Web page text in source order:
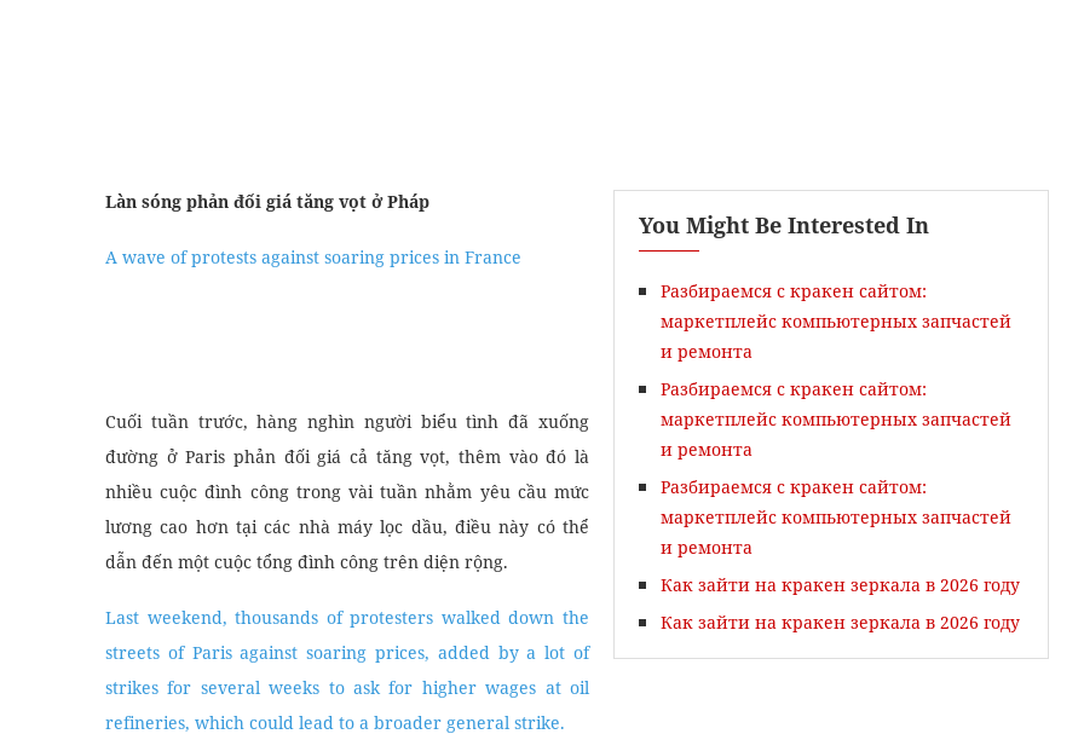
You Might Be Interested In
Разбираемся с кракен сайтом:
маркетплейс компьютерных запчастей
и ремонта
Разбираемся с кракен сайтом:
маркетплейс компьютерных запчастей
и ремонта
Разбираемся с кракен сайтом:
маркетплейс компьютерных запчастей
и ремонта
Как зайти на кракен зеркала в 2026 году
Как зайти на кракен зеркала в 2026 году
Làn sóng phản đối giá tăng vọt ở Pháp
A wave of protests against soaring prices in France
Cuối tuần trước, hàng nghìn người biểu tình đã xuống
đường ở Paris phản đối giá cả tăng vọt, thêm vào đó là
nhiều cuộc đình công trong vài tuần nhằm yêu cầu mức
lương cao hơn tại các nhà máy lọc dầu, điều này có thể
dẫn đến một cuộc tổng đình công trên diện rộng.
Last weekend, thousands of protesters walked down the
streets of Paris against soaring prices, added by a lot of
strikes for several weeks to ask for higher wages at oil
refineries, which could lead to a broader general strike.
Gói Chấm Ielts Essay